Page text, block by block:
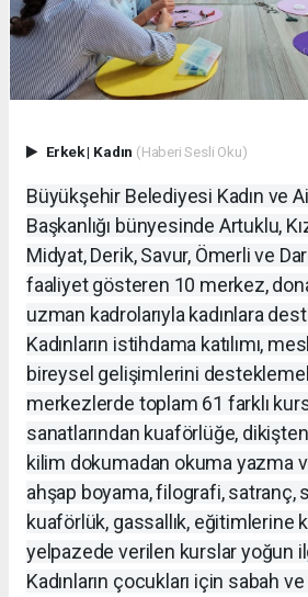
Erkek| Kadın (Haberi Sesli Oku)
Büyükşehir Belediyesi Kadın ve
Başkanlığı bünyesinde Artuklu,
Midyat, Derik, Savur, Ömerli ve
faaliyet gösteren 10 merkez,
uzman kadrolarıyla kadınlara
Kadınların istihdama katılımı,
bireysel gelişimlerini
merkezlerde toplam 61 farklı
sanatlarından kuaförlüğe, dikişten
kilim dokumadan okuma yazma
ahşap boyama, filografi, satranç,
kuaförlük, gassallık, eğitimlerine
yelpazede verilen kurslar yoğun
Kadınların çocukları için sabah